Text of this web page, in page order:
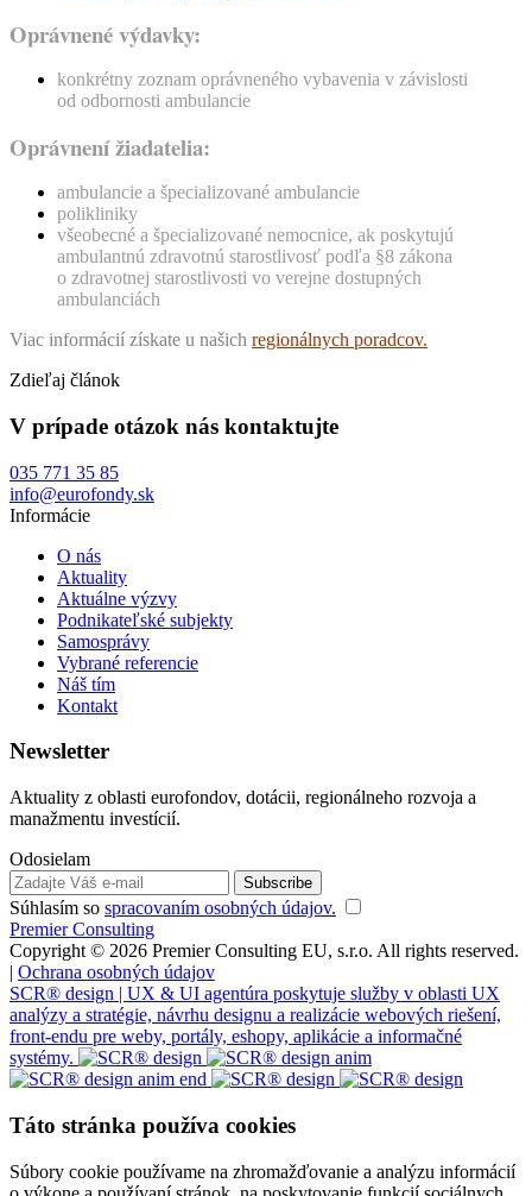
Oprávnené výdavky:
konkrétny zoznam oprávneného vybavenia v závislosti
od odbornosti ambulancie
Oprávnení žiadatelia:
ambulancie a špecializované ambulancie
polikliniky
všeobecné a špecializované nemocnice, ak poskytujú
ambulantnú zdravotnú starostlivosť podľa §8 zákona
o zdravotnej starostlivosti vo verejne dostupných
ambulanciách
Viac informácií získate u našich regionálnych poradcov.
Zdieľaj článok
V prípade otázok nás kontaktujte
035 771 35 85
info@eurofondy.sk
Informácie
O nás
Aktuality
Aktuálne výzvy
Podnikateľské subjekty
Samosprávy
Vybrané referencie
Náš tím
Kontakt
Newsletter
Aktuality z oblasti eurofondov, dotácii, regionálneho rozvoja a
manažmentu investícií.
Odosielam
Súhlasím so spracovaním osobných údajov.
Premier Consulting
Copyright © 2026 Premier Consulting EU, s.r.o. All rights reserved.
| Ochrana osobných údajov
SCR® design | UX & UI agentúra poskytuje služby v oblasti UX
analýzy a stratégie, návrhu designu a realizácie webových riešení,
front-endu pre weby, portály, eshopy, aplikácie a informačné
systémy.
Táto stránka používa cookies
Súbory cookie používame na zhromažďovanie a analýzu informácií